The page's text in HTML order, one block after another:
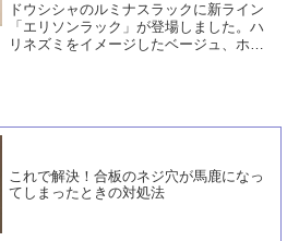
ドウシシャのルミナスラックに新ライン
「エリソンラック」が登場しました。ハ
リネズミをイメージしたベージュ、ホワ
いかと思います。ほか、ルミナスエクス
これで解決！合板のネジ穴が馬鹿になっ
てしまったときの対処法